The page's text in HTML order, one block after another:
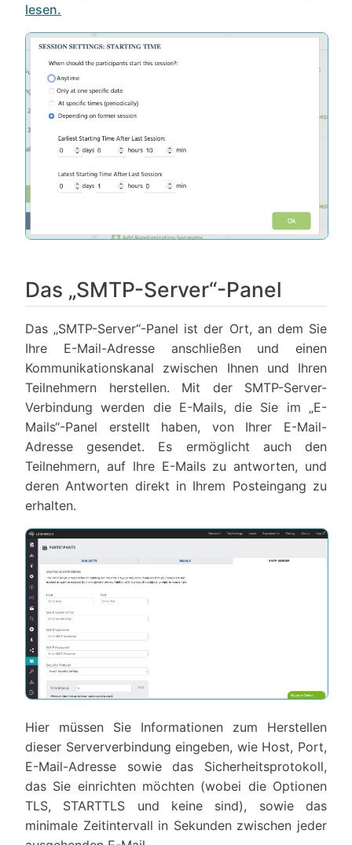
lesen.
Das „SMTP-Server“-Panel
Das „SMTP-Server“-Panel ist der Ort, an dem Sie
Ihre E-Mail-Adresse anschließen und einen
Kommunikationskanal zwischen Ihnen und Ihren
Teilnehmern herstellen. Mit der SMTP-Server-
Verbindung werden die E-Mails, die Sie im „E-
Mails“-Panel erstellt haben, von Ihrer E-Mail-
Adresse gesendet. Es ermöglicht auch den
Teilnehmern, auf Ihre E-Mails zu antworten, und
deren Antworten direkt in Ihrem Posteingang zu
erhalten.
Hier müssen Sie Informationen zum Herstellen
dieser Serververbindung eingeben, wie Host, Port,
E-Mail-Adresse sowie das Sicherheitsprotokoll,
das Sie einrichten möchten (wobei die Optionen
TLS, STARTTLS und keine sind), sowie das
minimale Zeitintervall in Sekunden zwischen jeder